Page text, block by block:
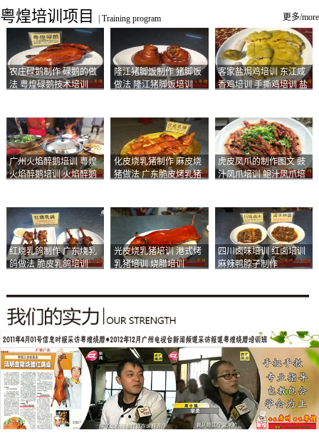
粤煌培训项目 Training program 更多/more
农庄碌鹅制作 碌鹅的做
法 粤煌碌鹅技术培训
隆江猪脚饭制作 猪脚饭
做法 隆江猪脚饭培训
客家盐焗鸡培训 东江咸
香鸡培训 手撕鸡培训 盐
广州火焰醉鹅培训 粤煌
火焰醉鹅培训 火焰醉鹅
化皮烧乳猪制作 麻皮烧
猪做法 广东脆皮烤乳猪
虎皮凤爪的制作图文 豉
汁凤爪培训 鲍汁凤爪培
红烧乳鸽制作 广东烧乳
鸽做法 脆皮乳鸽培训
光皮烧乳猪培训 港式烤
乳猪培训 烧腊培训
四川卤味培训 红卤培训
麻辣鸭脖子制作